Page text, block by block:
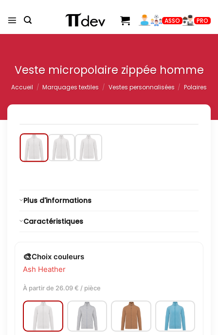
au
ASSO PRO
Veste micropolaire zippée homme
Accueil / Marquages textiles / Vestes personnalisées / Polaires
Plus d'informations
Caractéristiques
🎨Choix couleurs
Ash Heather
À partir de 26.09 € / pièce